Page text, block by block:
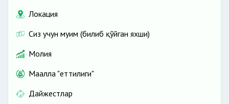
Локация
Сиз учун муҳим (билиб қўйган яхши)
Молия
Маҳалла "еттилиги"
Дайжестлар